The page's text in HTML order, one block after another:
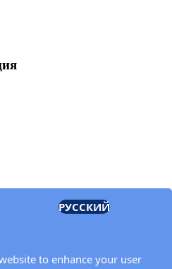
РУССКИЙ
to enhance your user